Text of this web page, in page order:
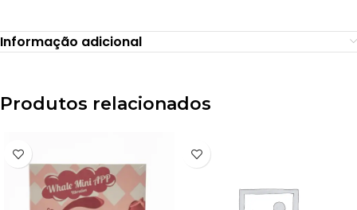
Informação adicional
Produtos relacionados